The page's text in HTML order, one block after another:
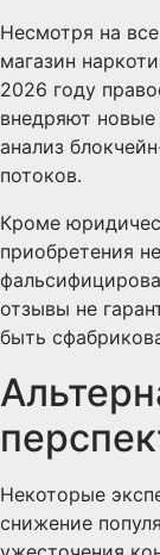
Несмотря на
магазин
2026 году
внедряют
анализ
потоков.
Кроме
приобретения
отзывы не
быть
Некоторые
снижение